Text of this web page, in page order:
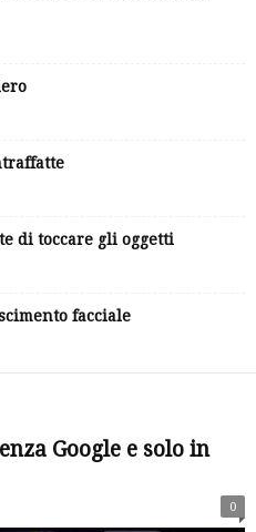
di toccare gli oggetti
facciale
Google e solo in
0